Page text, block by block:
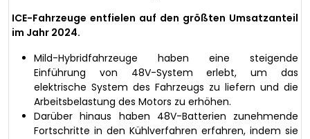
ICE-Fahrzeuge entfielen auf den größten Umsatzanteil
im Jahr 2024.
Mild-Hybridfahrzeuge haben eine steigende
Einführung von 48V-System erlebt, um das
elektrische System des Fahrzeugs zu liefern und die
Arbeitsbelastung des Motors zu erhöhen.
Darüber hinaus haben 48V-Batterien zunehmende
Fortschritte in den Kühlverfahren erfahren, indem sie